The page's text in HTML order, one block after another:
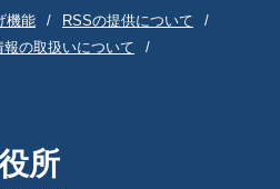
機能
RSSの提供について
報の取扱いについて
所